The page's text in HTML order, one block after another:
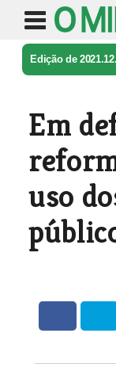
Edição de
Em
uso